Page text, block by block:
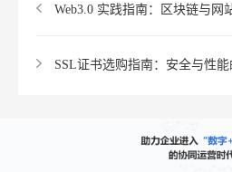
Web3.0 实践指南：区块链与网
SSL证书选购指南：安全与性